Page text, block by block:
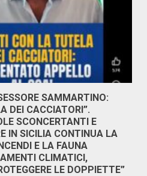
SAMMARTINO:
DEI CACCIATORI”.
SCONCERTANTI E
IN SICILIA CONTINUA LA
E LA FAUNA
CLIMATICI,
LE DOPPIETTE”